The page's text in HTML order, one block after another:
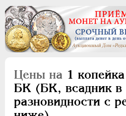
Цены на 1
БК (БК, всадник в
разновидности с
ПEТР I 1699 - 1725
Серебро
Медь
5 копеек